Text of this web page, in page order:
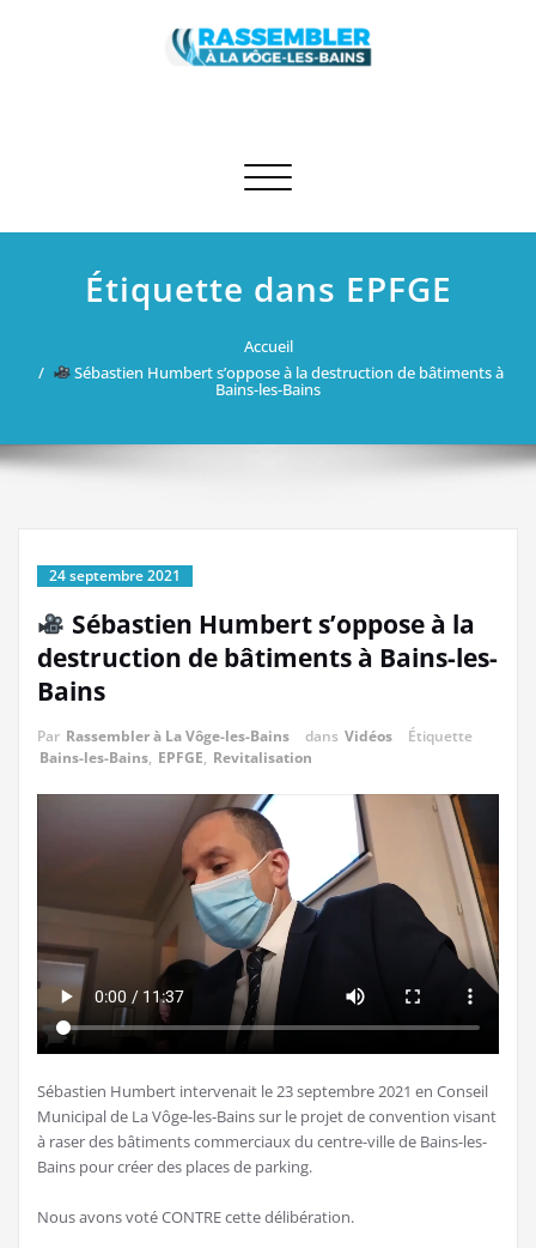
Afficher/masquer la navigation
Étiquette dans EPFGE
Accueil
Sébastien Humbert s’oppose à la destruction de bâtiments à
Bains-les-Bains
24 septembre 2021
Sébastien Humbert s’oppose à la
destruction de bâtiments à Bains-les-
Bains
Par Rassembler à La Vôge-les-Bains dans Vidéos
Étiquette
Bains-les-Bains, EPFGE, Revitalisation
Sébastien Humbert intervenait le 23 septembre 2021 en Conseil
Municipal de La Vôge-les-Bains sur le projet de convention visant
à raser des bâtiments commerciaux du centre-ville de Bains-les-
Bains pour créer des places de parking.
Nous avons voté CONTRE cette délibération.